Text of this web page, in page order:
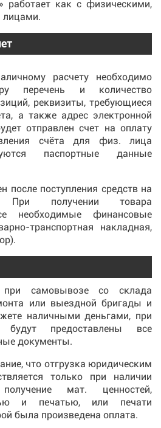
работает как с физическими,
лицами.
расчету необходимо
перечень и количество
реквизиты, требующиеся
а также адрес электронной
отправлен счет на оплату
счёта для физ. лица
паспортные данные
после поступления средств на
При получении товара
необходимые финансовые
транспортная накладная,
при самовывозе со склада
или выездной бригады и
наличными деньгами, при
предоставлены все
документы.
что отгрузка юридическим
только при наличии
мат. ценностей,
и печатью, или печати
была произведена оплата.